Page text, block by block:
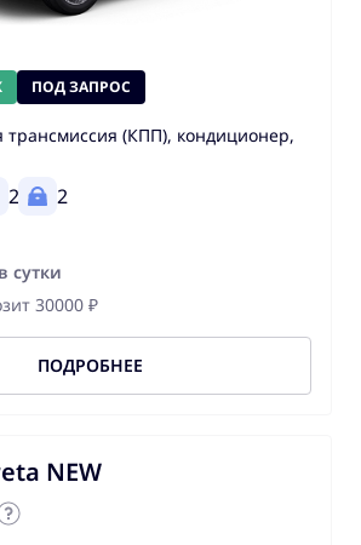
ПОД ЗАПРОС
трансмиссия (КПП), кондиционер,
2 2
в сутки
30000 ₽
ПОДРОБНЕЕ
NEW